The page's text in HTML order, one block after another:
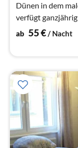
Dünen in dem
verfügt
Personen mit...
ab 55€ / Nacht